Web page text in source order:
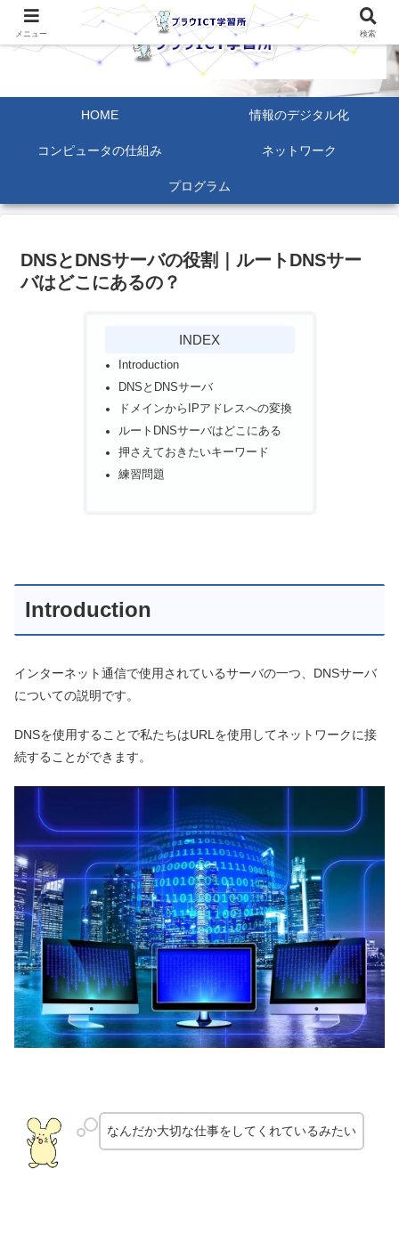
HOME 情報のデジタル化
コンピュータの仕組み ネットワーク
プログラム
DNSとDNSサーバの役割｜ルートDNSサー
バはどこにあるの？
INDEX
Introduction
DNSとDNSサーバ
ドメインからIPアドレスへの変換
ルートDNSサーバはどこにある
押さえておきたいキーワード
練習問題
Introduction
インターネット通信で使用されているサーバの一つ、DNSサーバ
についての説明です。
DNSを使用することで私たちはURLを使用してネットワークに接
続することができます。
なんだか大切な仕事をしてくれているみたい
メニュー 検索